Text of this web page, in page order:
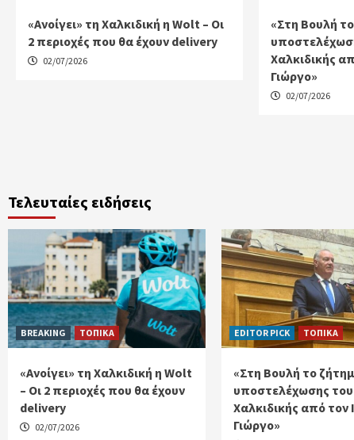
«Ανοίγει» τη Χαλκιδική η Wolt – Οι
2 περιοχές που θα έχουν delivery
02/07/2026
«Στη Βουλή
Χαλκιδικής
Γιώργο»
02/07/2026
Τελευταίες ειδήσεις
BREAKING ΤΟΠΙΚΑ
«Ανοίγει» τη Χαλκιδική η Wolt
– Οι 2 περιοχές που θα έχουν
delivery
02/07/2026
EDITOR PICK ΤΟΠΙΚΑ
«Στη Βουλή το
υποστελέχωσης
Χαλκιδικής από τον
Γιώργο»